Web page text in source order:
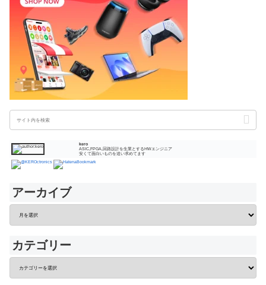
kero
ASIC,FPGA,回路設計を生業とするHWエンジニア
安くて面白いものを追い求めてます
アーカイブ
カテゴリー